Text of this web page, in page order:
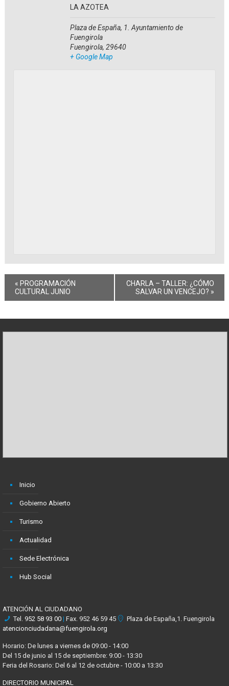
LA AZOTEA
Plaza de España, 1. Ayuntamiento de
Fuengirola
Fuengirola, 29640
+ Google Map
« PROGRAMACIÓN
CULTURAL JUNIO
CHARLA – TALLER: ¿CÓMO
SALVAR UN VENCEJO? »
Inicio
Gobierno Abierto
Turismo
Actualidad
Sede Electrónica
Hub Social
ATENCIÓN AL CIUDADANO
Tel. 952 58 93 00 | Fax. 952 46 59 45
Plaza de España,1. Fuengirola
atencionciudadana@fuengirola.org
Horario: De lunes a viernes de 09:00 - 14:00
Del 15 de junio al 15 de septiembre: 9:00 - 13:30
Feria del Rosario: Del 6 al 12 de octubre - 10:00 a 13:30
DIRECTORIO MUNICIPAL